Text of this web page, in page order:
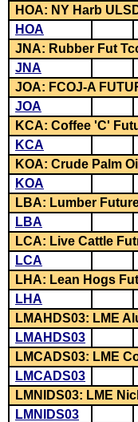
HOA: NY Harb
HOA
JNA: Rubber Fut
JNA
JOA: FCOJ-A
JOA
KCA: Coffee 'C'
KCA
KOA: Crude Palm
KOA
LBA: Lumber
LBA
LCA: Live Cattle
LCA
LHA: Lean Hogs
LHA
LMAHDS03: LME
LMAHDS03
LMCADS03: LME
LMCADS03
LMNIDS03: LME
LMNIDS03